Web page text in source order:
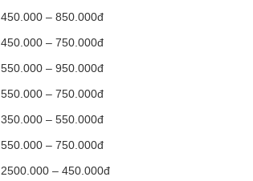
450.000 – 850.000đ
450.000 – 750.000đ
550.000 – 950.000đ
550.000 – 750.000đ
350.000 – 550.000đ
550.000 – 750.000đ
2500.000 – 450.000đ